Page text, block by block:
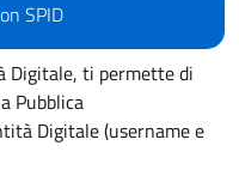
SPID
Digitale, ti permette di
Pubblica
Digitale (username e